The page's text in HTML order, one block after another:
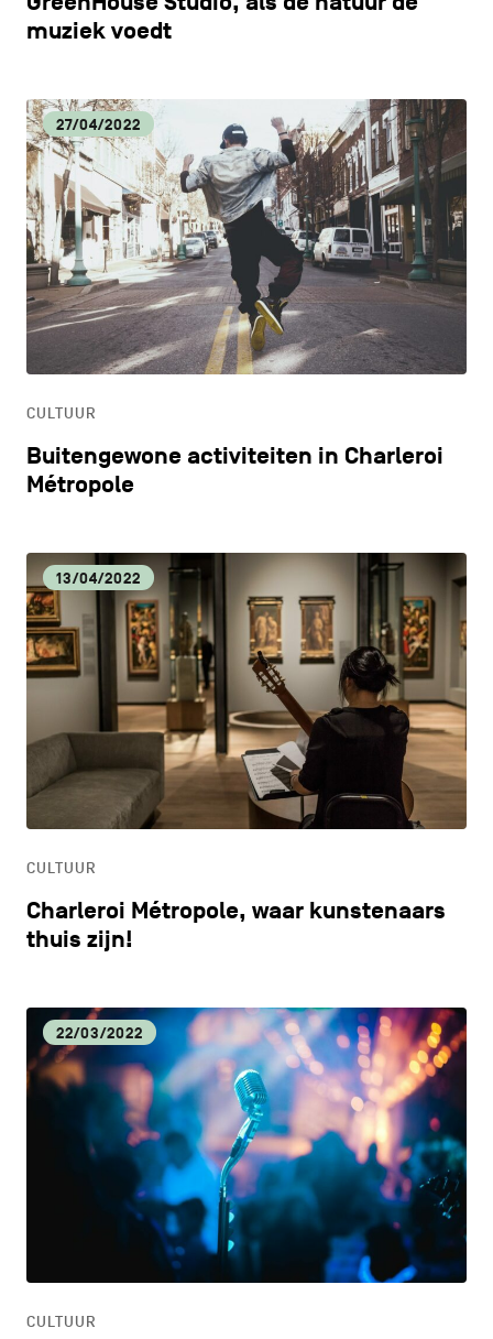
muziek voedt
27/04/2022
CULTUUR
Buitengewone activiteiten in Charleroi
Métropole
13/04/2022
CULTUUR
Charleroi Métropole, waar kunstenaars
thuis zijn!
22/03/2022
CULTUUR